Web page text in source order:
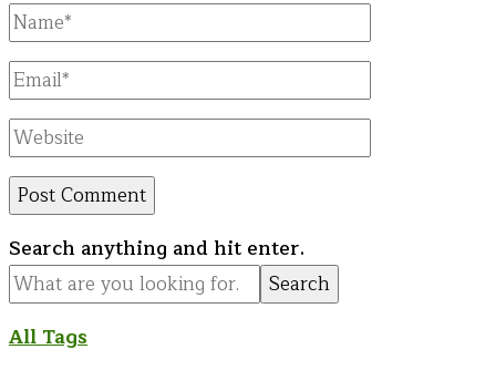
Full
Name
Email
Website
Looking
for
Something?
Search anything and hit enter.
All Tags